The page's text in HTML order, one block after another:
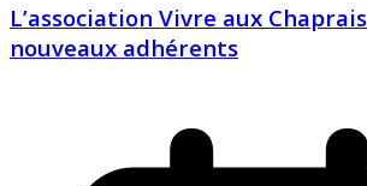
L’association Vivre aux
nouveaux adhérents